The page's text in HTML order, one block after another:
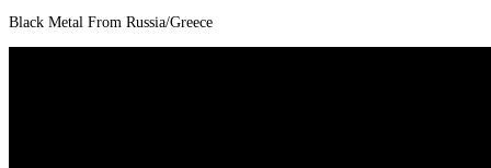
Black Metal From Russia/Greece